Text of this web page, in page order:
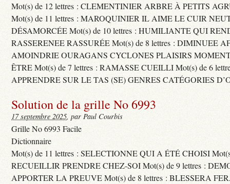
Mot(s) de 12 lettres : CLEMENTINIER ARBRE À PETITS
Mot(s) de 11 lettres : MAROQUINIER IL AIME LE CUIR
DÉSAMORCÉE Mot(s) de 10 lettres : HUMILIANTE QUI
RASSERENEE RASSURÉE Mot(s) de 8 lettres : DIMINUEE
AMOINDRIE OURAGANS CYCLONES PLAISIRS
ÊTRE Mot(s) de 7 lettres : RAMASSE CUEILLI Mot(s) de 6
APPRENDRE SUR LE TAS (SE) GENRES CATÉGORIES
Solution de la grille No 6993
17 septembre 2025, par Paul Courbis
Grille No 6993 Facile
Dictionnaire
Mot(s) de 11 lettres : SELECTIONNE QUI A ÉTÉ CHOISI
RECUEILLIR PRENDRE CHEZ-SOI Mot(s) de 9 lettres :
APPORTER LA PREUVE Mot(s) de 8 lettres : BLESSERA